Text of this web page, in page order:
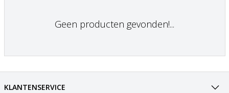
Geen producten gevonden!...
KLANTENSERVICE